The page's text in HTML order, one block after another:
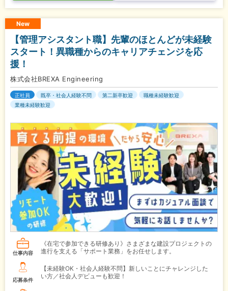
New
【管理アシスタント職】先輩のほとんどが未経験
スタート！異職種からのキャリアチェンジを応
援！
株式会社BREXA Engineering
正社員 既卒・社会人経験不問 第二新卒歓迎
職種未経験歓迎
業種未経験歓迎
仕事内容
《在宅で参加できる研修あり》さまざまな建設プロジェクトの
進行を支える「サポート業務」をお任せします。
応募条件
【未経験OK・社会人経験不問】新しいことにチャレンジした
い方／社会人デビューも歓迎！